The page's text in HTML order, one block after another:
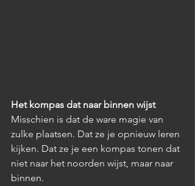
Het kompas dat naar binnen wijst
Misschien is dat de ware magie van
zulke plaatsen. Dat ze je opnieuw leren
kijken. Dat ze je een kompas tonen dat
niet naar het noorden wijst, maar naar
binnen.